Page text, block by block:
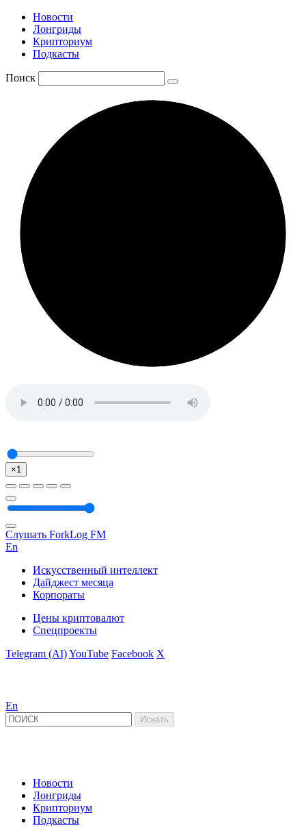
Новости
Лонгриды
Крипториум
Подкасты
Поиск
×1
Слушать ForkLog FM
En
Искусственный интеллект
Дайджест месяца
Корпораты
Цены криптовалют
Спецпроекты
Telegram (AI)YouTube Facebook X
En
Новости
Лонгриды
Крипториум
Подкасты